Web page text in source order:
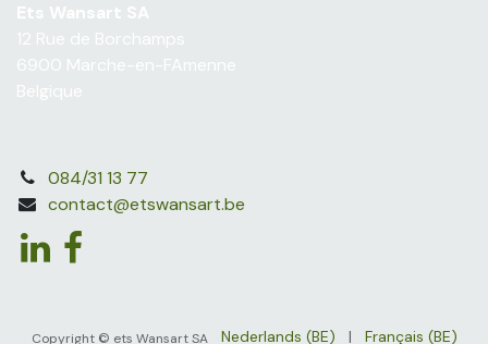
084/31 13 77
contact@etswansart.be
Copyright © ets Wansart SA Nederlands (BE) | Français (BE)